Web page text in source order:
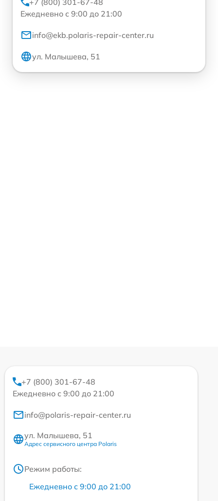
+7 (800) 301-67-48
Ежедневно с 9:00 до 21:00
info@ekb.polaris-repair-center.ru
ул. Малышева, 51
+7 (800) 301-67-48
Ежедневно с 9:00 до 21:00
info@polaris-repair-center.ru
ул. Малышева, 51
Адрес сервисного центра Polaris
Режим работы:
Ежедневно с 9:00 до 21:00